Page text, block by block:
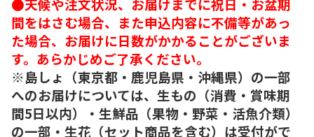
●天候や注文状況、お届けまでに祝日・お盆期
間をはさむ場合、また申込内容に不備等があっ
た場合、お届けに日数がかかることがございま
す。あらかじめご了承ください。
※島しょ（東京都・鹿児島県・沖縄県）の一部
へのお届けについては、生もの（消費・賞味期
間5日以内）・生鮮品（果物・野菜・活魚介類）
の一部・生花（セット商品を含む）は受付がで